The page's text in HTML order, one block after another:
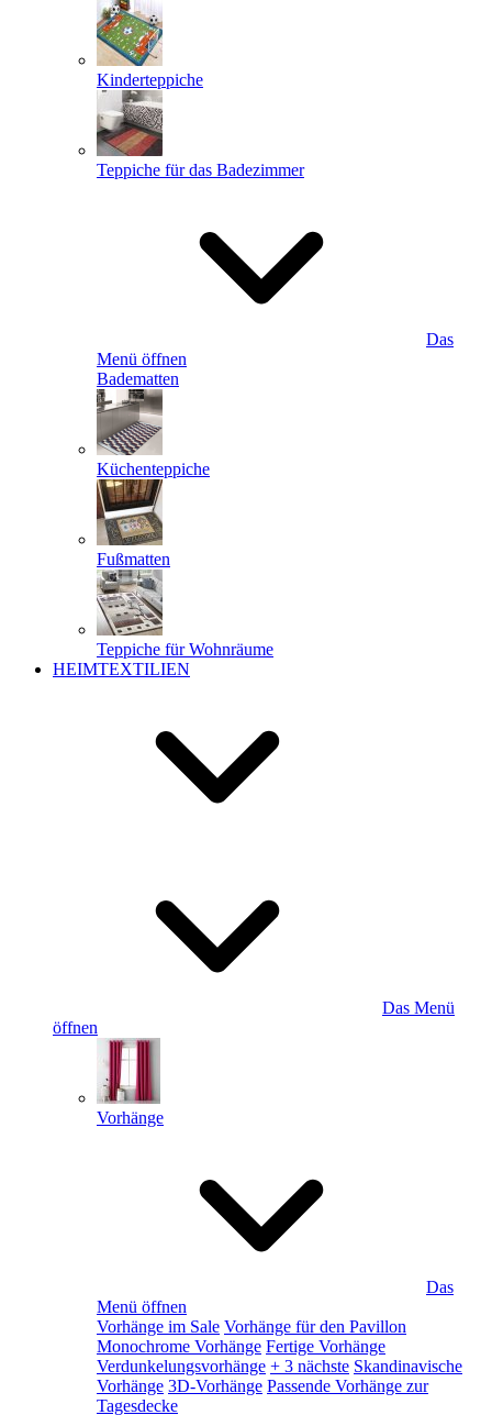
Kinderteppiche
Teppiche für das Badezimmer
Das
Menü öffnen
Badematten
Küchenteppiche
Fußmatten
Teppiche für Wohnräume
HEIMTEXTILIEN
Das Menü
öffnen
Vorhänge
Das
Menü öffnen
Vorhänge im Sale Vorhänge für den Pavillon
Monochrome Vorhänge Fertige Vorhänge
Verdunkelungsvorhänge + 3 nächste Skandinavische
Vorhänge 3D-Vorhänge Passende Vorhänge zur
Tagesdecke